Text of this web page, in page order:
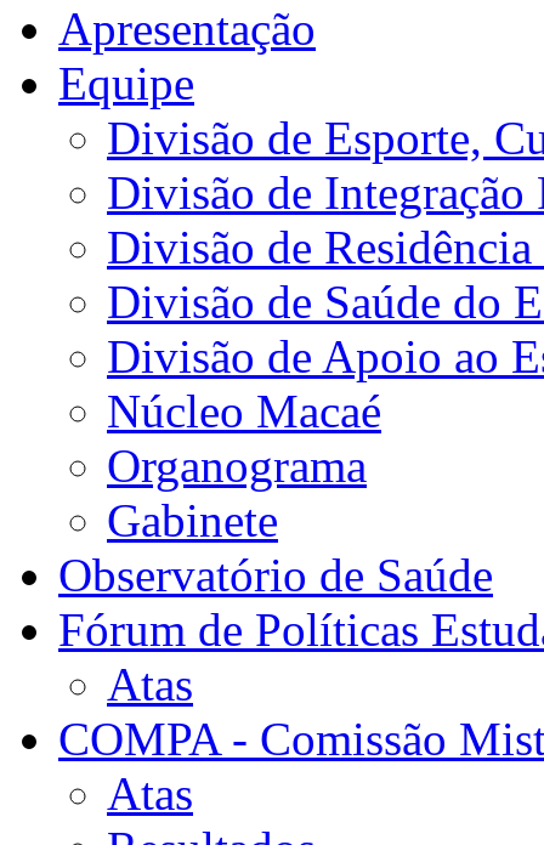
Apresentação
Equipe
Divisão de Esporte,
Divisão de Integração
Divisão de
Divisão de Saúde do
Divisão de Apoio ao
Núcleo Macaé
Organograma
Gabinete
Observatório de Saúde
Fórum de Políticas
Atas
COMPA - Comissão
Atas